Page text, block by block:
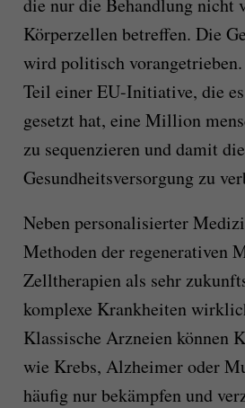
Körperzellen betreffen. Die
wird politisch
Teil einer EU-Initiative, die
gesetzt hat, eine Million
zu sequenzieren und damit die
Gesundheitsversorgung zu
Neben personalisierter
Methoden der regenerativen
Zelltherapien als sehr
komplexe Krankheiten
Klassische Arzneien können
wie Krebs, Alzheimeroder M
häufig nur bekämpfen und